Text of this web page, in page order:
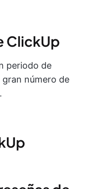
ClickUp
periodo de
número de